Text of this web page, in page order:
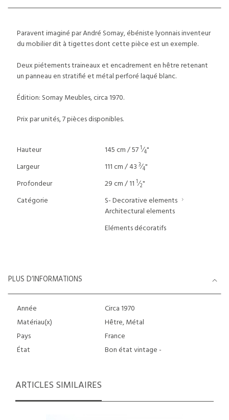
Paravent imaginé par André Sornay, ébéniste lyonnais inventeur
du mobilier dit à tigettes dont cette pièce est un exemple.
Deux piétements traineaux et encadrement en hêtre retenant
un panneau en stratifié et métal perforé laqué blanc.
Édition: Sornay Meubles, circa 1970.
Prix par unités, 7 pièces disponibles.
Hauteur 145 cm / 571⁄4"
Largeur
111 cm / 43 3⁄4"
Profondeur
29 cm / 11 1⁄2"
Catégorie
S- Decorative elements
Architectural elements
Eléments décoratifs
PLUS D’INFORMATIONS
Année
Circa 1970
Matériau(x)
Hêtre, Métal
Pays
France
État
Bon état vintage -
ARTICLES SIMILAIRES